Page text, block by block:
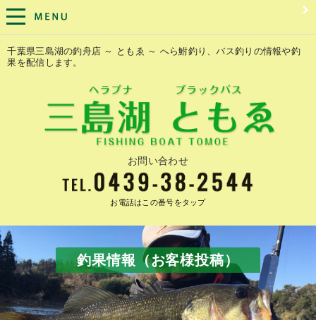
千葉県三島湖の釣舟店 ～ ともゑ ～ へら鮒釣り、バス釣りの情報や釣
果を配信します。
お問い合わせ
お電話はこの番号をタップ
釣果情報（お客様投稿）